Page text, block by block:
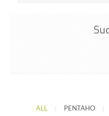
ALL PENTAHO